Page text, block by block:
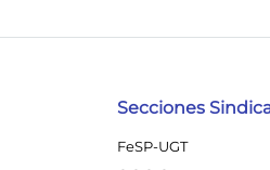
Secciones
FeSP-UGT